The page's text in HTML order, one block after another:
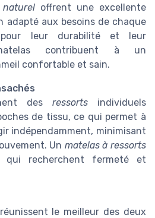
offrent une excellente
adapté aux besoins de chaque
pour leur durabilité et leur
contribuent à un
confortable et sain.
des ressorts individuels
de tissu, ce qui permet à
indépendamment, minimisant
Un matelas à ressorts
recherchent fermeté et
le meilleur des deux